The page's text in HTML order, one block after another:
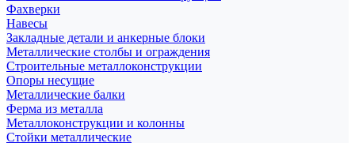
Фахверки
Навесы
Закладные детали и анкерные блоки
Металлические столбы и ограждения
Строительные металлоконструкции
Опоры несущие
Металлические балки
Ферма из металла
Металлоконструкции и колонны
Стойки металлические